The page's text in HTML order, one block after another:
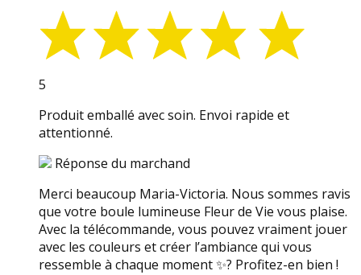
5
Produit emballé avec soin. Envoi rapide et
attentionné.
Réponse du marchand
Merci beaucoup Maria-Victoria. Nous sommes ravis
que votre boule lumineuse Fleur de Vie vous plaise.
Avec la télécommande, vous pouvez vraiment jouer
avec les couleurs et créer l’ambiance qui vous
ressemble à chaque moment ✨? Profitez-en bien !